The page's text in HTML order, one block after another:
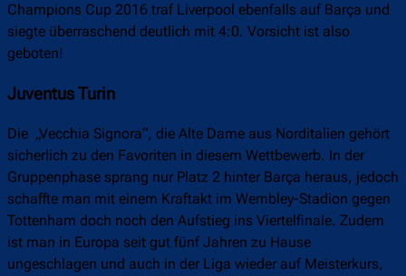
Champions Cup 2016 traf Liverpool ebenfalls auf Barça und
siegte überraschend deutlich mit 4:0. Vorsicht ist also
geboten!
Juventus Turin
Die „Vecchia Signora“, die Alte Dame aus Norditalien gehört
sicherlich zu den Favoriten in diesem Wettbewerb. In der
Gruppenphase sprang nur Platz 2 hinter Barça heraus, jedoch
schaffte man mit einem Kraftakt im Wembley-Stadion gegen
Tottenham doch noch den Aufstieg ins Viertelfinale. Zudem
ist man in Europa seit gut fünf Jahren zu Hause
ungeschlagen und auch in der Liga wieder auf Meisterkurs,